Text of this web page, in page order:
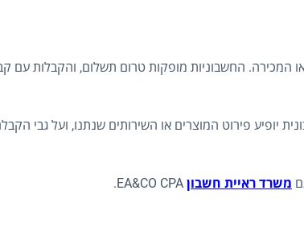
המכירה. החשבוניות מופקות טרום תשלום, והקבלות עם
יופיע פירוט המוצרים או השירותים שנתנו, ועל גבי
משרד ראיית חשבון